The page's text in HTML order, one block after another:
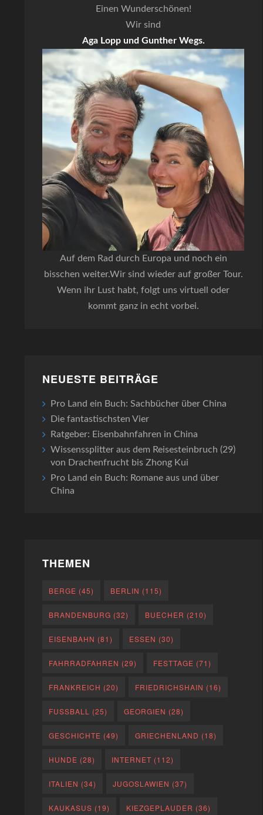
Einen Wunderschönen!
Wir sind
Aga Lopp und Gunther Wegs.
Auf dem Rad durch Europa und noch ein
bisschen weiter.Wir sind wieder auf großer Tour.
Wenn ihr Lust habt, folgt uns virtuell oder
kommt ganz in echt vorbei.
NEUESTE BEITRÄGE
Pro Land ein Buch: Sachbücher über China
Die fantastischsten Vier
Ratgeber: Eisenbahnfahren in China
Wissenssplitter aus dem Reisesteinbruch (29)
von Drachenfrucht bis Zhong Kui
Pro Land ein Buch: Romane aus und über
China
THEMEN
BERGE (45) BERLIN (115)
BRANDENBURG (32) BUECHER (210)
EISENBAHN (81) ESSEN (30)
FAHRRADFAHREN (29) FESTTAGE (71)
FRANKREICH (20) FRIEDRICHSHAIN (16)
FUSSBALL (25) GEORGIEN (28)
GESCHICHTE (49) GRIECHENLAND (18)
HUNDE (28) INTERNET (112)
ITALIEN (34) JUGOSLAWIEN (37)
KAUKASUS (19) KIEZGEPLAUDER (36)